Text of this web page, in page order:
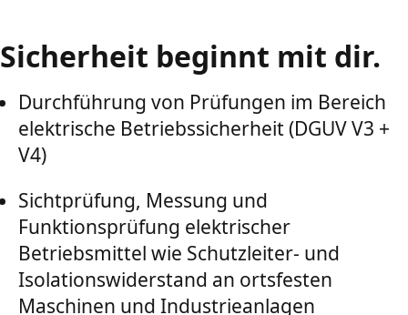
Sicherheit beginnt mit dir.
Durchführung von Prüfungen im Bereich
elektrische Betriebssicherheit (DGUV V3 +
V4)
Sichtprüfung, Messung und
Funktionsprüfung elektrischer
Betriebsmittel wie Schutzleiter- und
Isolationswiderstand an ortsfesten
Maschinen und Industrieanlagen